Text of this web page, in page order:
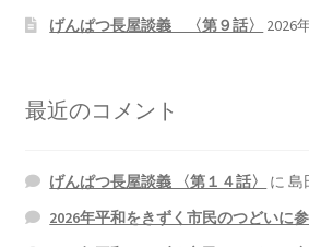
げんぱつ長屋談義 〈第９話〉
2026
最近のコメント
げんぱつ長屋談義 〈第１４話〉 に島
2026年平和をきずく市民のつどいに